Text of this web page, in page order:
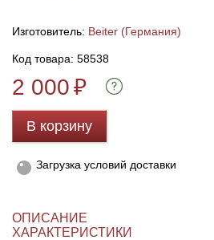
Изготовитель: Beiter (Германия)
Код товара: 58538
2 000₽
В корзину
Загрузка условий доставки
ОПИСАНИЕ
ХАРАКТЕРИСТИКИ
Линейки для настройки лука
Полочки для лука
Кликеры для лука
Плунжеры для лука
Охотничьи ножи
Ножи складные